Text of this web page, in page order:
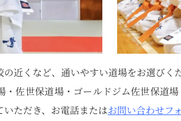
近くなど、通いやすい道場をお選びく
・佐世保道場・ゴールドジム佐世保道
ただき、お電話またはお問い合わせフ